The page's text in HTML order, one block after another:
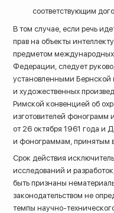
соответствующим
В том случае, если речь
прав на объекты
предметом
Федерации, следует
установленными Бернской
и художественных
Римской конвенцией об
изготовителей фонограмм
от 26 октября 1961 года и
и фонограммам, принятым
Срок действия
исследований и
быть признаны
законодательством не
темпы научно-